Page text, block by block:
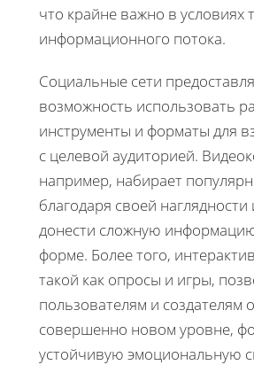
что крайне важно в условиях
информационного потока.
Социальные сети
возможность использовать
инструменты и форматы для
с целевой аудиторией.
например, набирает
благодаря своей
донести сложную
форме. Более того,
такой как опросы и игры,
пользователям и создателям
совершенно новом уровне,
устойчивую эмоциональную